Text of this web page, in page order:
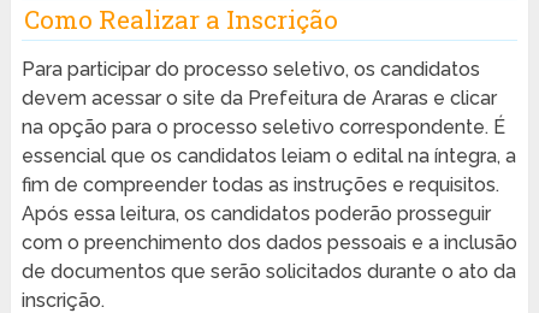
Como Realizar a Inscrição
Para participar do processo seletivo, os candidatos
devem acessar o site da Prefeitura de Araras e clicar
na opção para o processo seletivo correspondente. É
essencial que os candidatos leiam o edital na íntegra, a
fim de compreender todas as instruções e requisitos.
Após essa leitura, os candidatos poderão prosseguir
com o preenchimento dos dados pessoais e a inclusão
de documentos que serão solicitados durante o ato da
inscrição.